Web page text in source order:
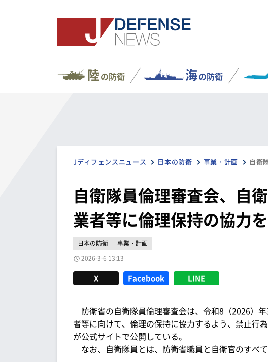
陸の防衛 海の防衛
Jディフェンスニュース 日本の防衛 事業・計画
自衛隊員倫理審査会、自
業者等に倫理保持の協力
日本の防衛
事業・計画
2026-3-6 13:13
X Facebook LINE
防衛省の自衛隊員倫理審査会は、令和8（2026）
者等に向けて、倫理の保持に協力するよう、禁止行
が公式サイトで公開している。
なお、自衛隊員とは、防衛省職員と自衛官のすべて